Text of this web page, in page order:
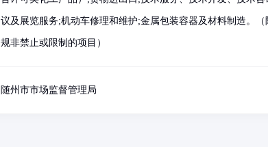
议及展览服务;机动车修理和维护;金属包装容器及材料制造。
规非禁止或限制的项目）
随州市市场监督管理局